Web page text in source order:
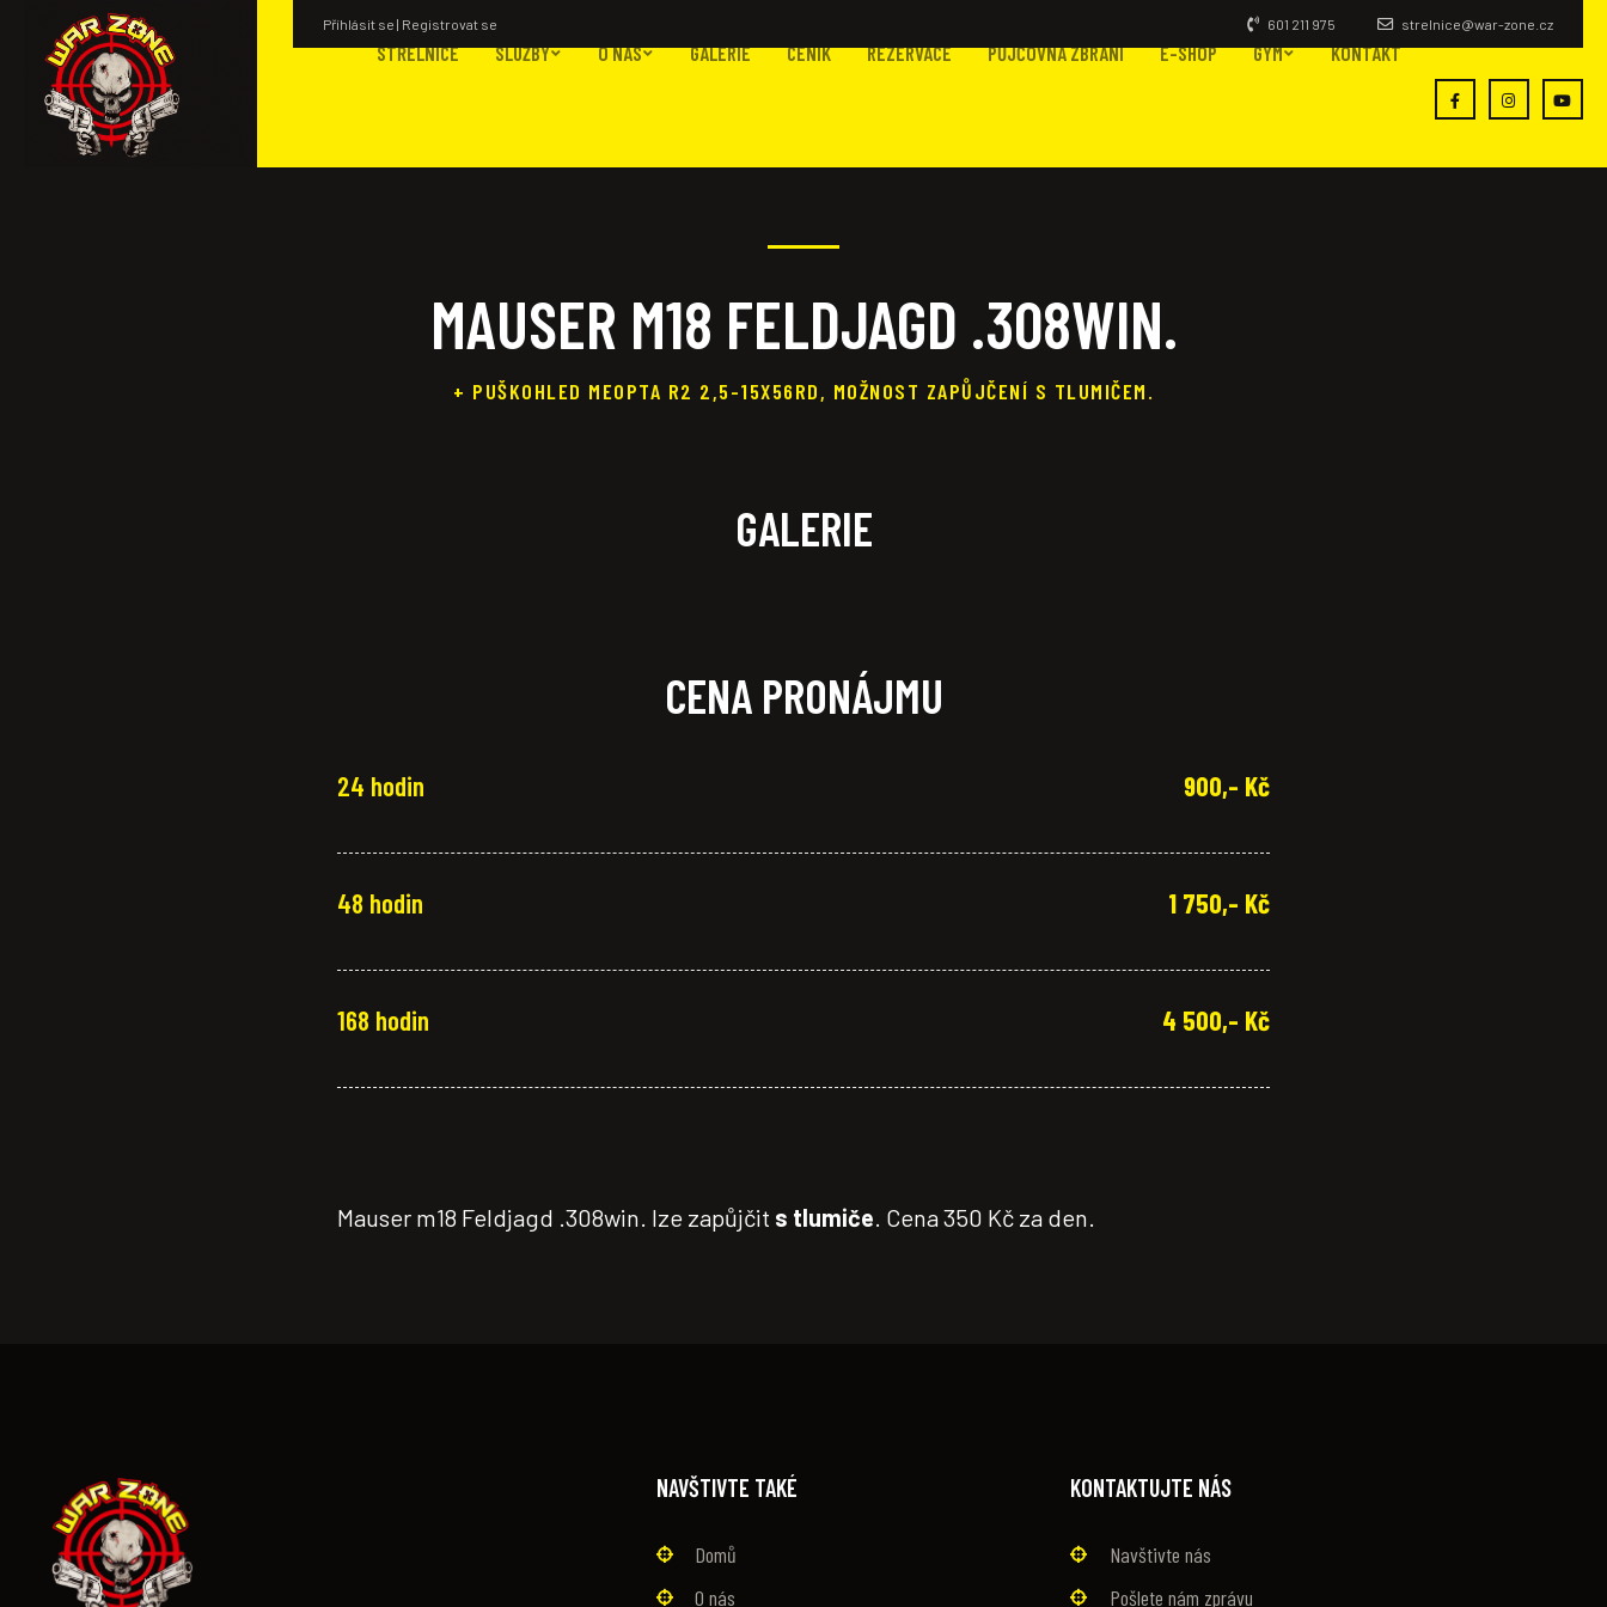
Příhlásit se | Registrovat se strelnice@war-zone.cz
601 211 975
STŘELNICE SLUŽBY O NÁS GALERIE CENÍK REZERVACE PŮJČOVNA ZBRANÍ E-SHOP GYM KONTAKT
MAUSER M18 FELDJAGD .308WIN.
+ PUŠKOHLED MEOPTA R2 2,5-15X56RD, MOŽNOST ZAPŮJČENÍ S TLUMIČEM.
GALERIE
CENA PRONÁJMU
24 hodin 900,- Kč
48 hodin 1 750,- Kč
168 hodin 4 500,- Kč
Mauser m18 Feldjagd .308win. lze zapůjčit s tlumiče . Cena 350 Kč za den.
NAVŠTIVTE TAKÉ
Domů
O nás
KONTAKTUJTE NÁS
Navštivte nás
Pošlete nám zprávu